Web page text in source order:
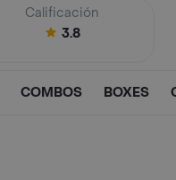
Calificación
3.8
COMBOS BOXES